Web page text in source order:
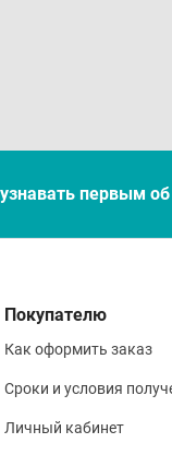
первым
Покупателю
Как оформить заказ
Сроки и условия
Личный кабинет